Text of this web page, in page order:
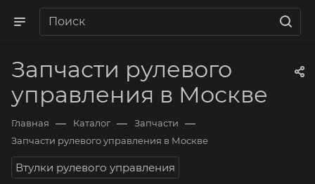
Запчасти рулевого
управления в Москве
Главная — Каталог — Запчасти —
Запчасти рулевого управления в Москве
Втулки рулевого управления